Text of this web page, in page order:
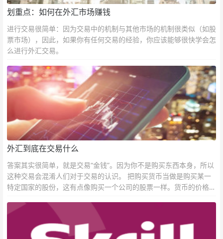
划重点：如何在外汇市场赚钱
进行交易很简单：因为交易中的机制与其他市场的机制很类似（如股
票市场），因此，如果你有任何交易的经验，你应该能够很快学会怎
么进行外汇交易。
外汇到底在交易什么
答案其实很简单，就是交易“金钱”。因为你不是购买东西本身，所以
这种交易会混淆人们对于交易的认识。 把购买货币当做是购买某一
特定国家的股份，这有点像购买一个公司的股票一样。货币的价格直